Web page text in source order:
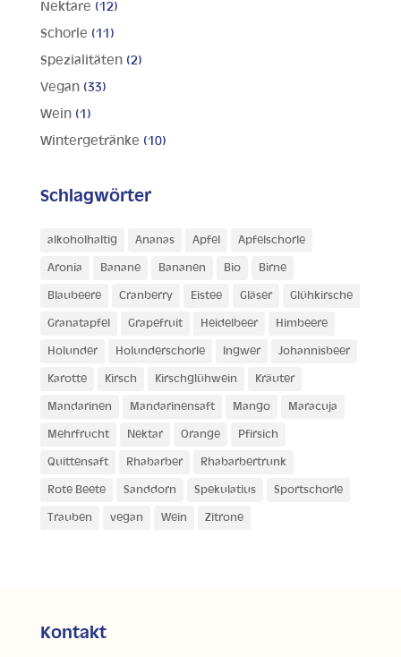
Nektare (12)
Schorle (11)
Spezialitäten (2)
Vegan (33)
Wein (1)
Wintergetränke (10)
Schlagwörter
alkoholhaltig Ananas Apfel Apfelschorle
Aronia Banane Bananen Bio Birne
Blaubeere Cranberry Eistee Gläser Glühkirsche
Granatapfel Grapefruit Heidelbeer Himbeere
Holunder Holunderschorle Ingwer Johannisbeer
Karotte Kirsch Kirschglühwein Kräuter
Mandarinen Mandarinensaft Mango Maracuja
Mehrfrucht Nektar Orange Pfirsich
Quittensaft Rhabarber Rhabarbertrunk
Rote Beete Sanddorn Spekulatius Sportschorle
Trauben vegan Wein Zitrone
Kontakt